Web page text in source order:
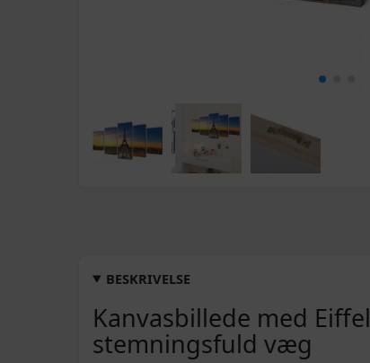
BESKRIVELSE
Kanvasbillede med
stemningsfuld væg